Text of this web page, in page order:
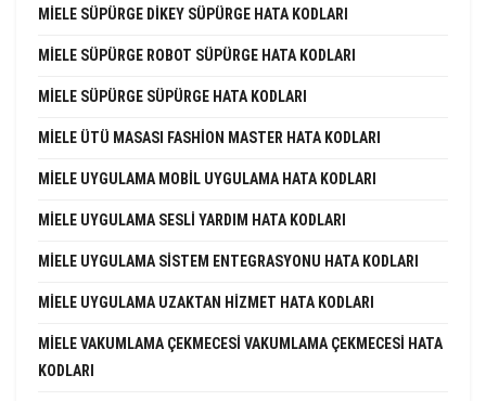
MIELE SÜPÜRGE DIKEY SÜPÜRGE HATA KODLARI
MIELE SÜPÜRGE ROBOT SÜPÜRGE HATA KODLARI
MIELE SÜPÜRGE SÜPÜRGE HATA KODLARI
MIELE ÜTÜ MASASI FASHION MASTER HATA KODLARI
MIELE UYGULAMA MOBIL UYGULAMA HATA KODLARI
MIELE UYGULAMA SESLI YARDIM HATA KODLARI
MIELE UYGULAMA SISTEM ENTEGRASYONU HATA KODLARI
MIELE UYGULAMA UZAKTAN HIZMET HATA KODLARI
MIELE VAKUMLAMA ÇEKMECESI VAKUMLAMA ÇEKMECESI HATA
KODLARI